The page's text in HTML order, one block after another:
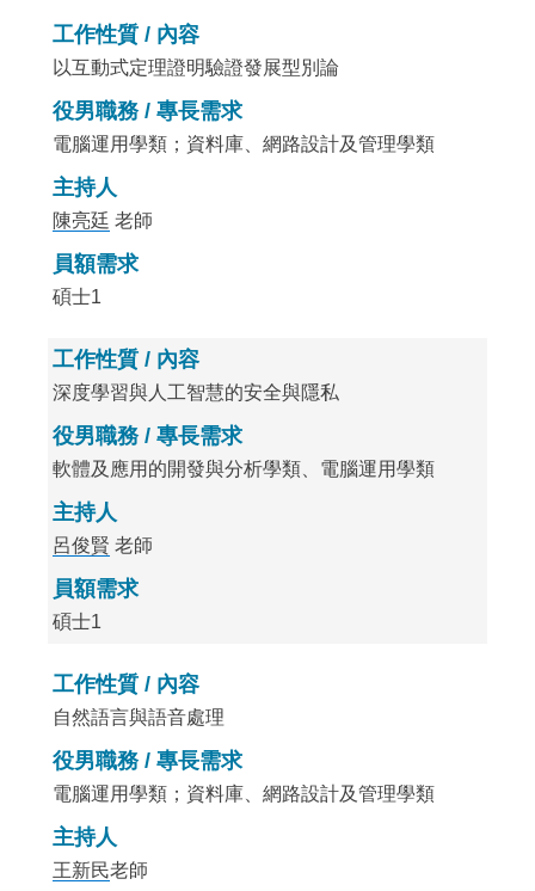
工作性質 / 內容
以互動式定理證明驗證發展型別論
役男職務 / 專長需求
電腦運用學類；資料庫、網路設計及管理學類
主持人
陳亮廷 老師
員額需求
碩士1
工作性質 / 內容
深度學習與人工智慧的安全與隱私
役男職務 / 專長需求
軟體及應用的開發與分析學類、電腦運用學類
主持人
呂俊賢 老師
員額需求
碩士1
工作性質 / 內容
自然語言與語音處理
役男職務 / 專長需求
電腦運用學類；資料庫、網路設計及管理學類
主持人
王新民老師